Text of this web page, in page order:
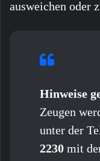
ausweichen oder
Hinweise
Zeugen
unter der
2230 mit